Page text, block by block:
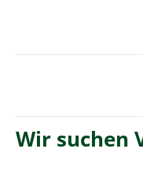
Wir suchen